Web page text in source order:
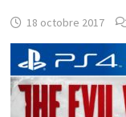
18 octobre 2017